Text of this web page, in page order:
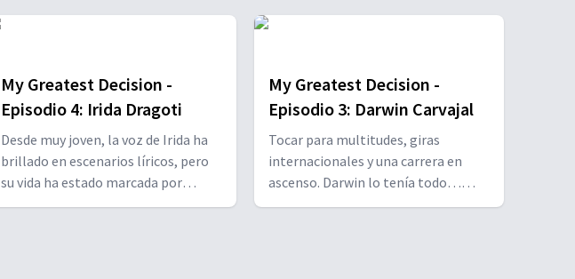
My Greatest Decision -
Episodio 4: Irida Dragoti
Desde muy joven, la voz de Irida ha
brillado en escenarios líricos, pero
su vida ha estado marcada por
desafíos que pocos imaginan. Este
My Greatest Decision -
Episodio 3: Darwin Carvajal
Tocar para multitudes, giras
internacionales y una carrera en
ascenso. Darwin lo tenía todo…
menos paz. Este episodio cuenta